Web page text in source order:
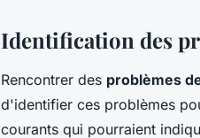
Identification des
Rencontrer des problèmes
d'identifier ces problèmes
courants qui pourraient